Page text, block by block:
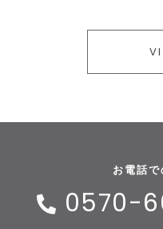
お電話
0570-